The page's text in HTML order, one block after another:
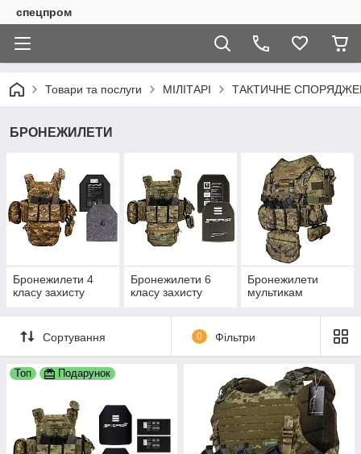
спецпром
Товари та послуги МІЛІТАРІ ТАКТИЧНЕ
БРОНЕЖИЛЕТИ
Бронежилети 4
класу захисту
Бронежилети 6
класу захисту
Бронежилети
мультикам
Сортування 0 Фільтри
Топ Подарунок